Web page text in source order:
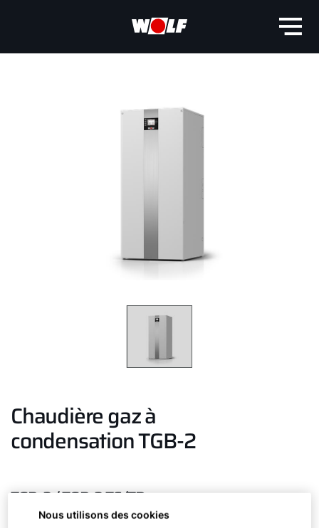
Chaudière gaz à
condensation TGB-2
TGB-2 / TGB-2 TS/TR
Nous utilisons des cookies